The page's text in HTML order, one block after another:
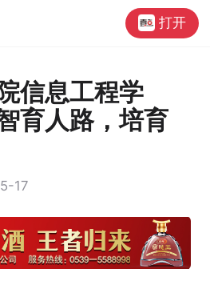
打开
信息工程学
育人路，培育
17